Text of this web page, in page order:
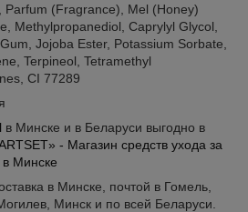
Parfum (Fragrance), Mel (Honey)
Methylpropanediol, Caprylyl Glycol,
Jojoba Ester, Potassium Sorbate,
Terpineol, Tetramethyl
CI 77289
в Минске и в Беларуси выгодно в
- Магазин средств ухода за
в Минске
в Минске, почтой в Гомель,
Минск и по всей Беларуси.